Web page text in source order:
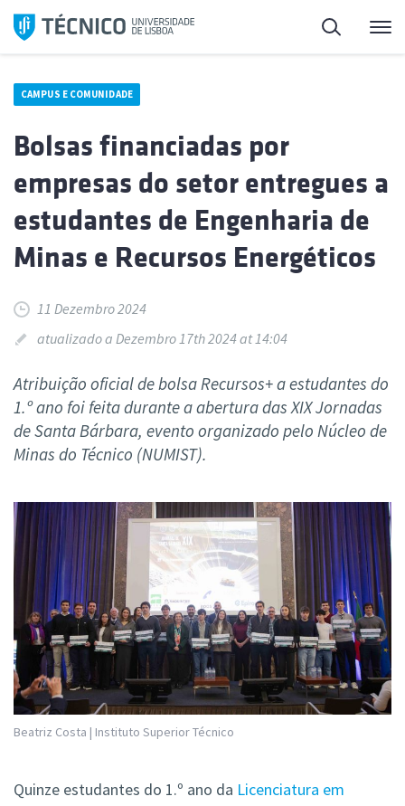
Saltar
para
Pesquisa
CAMPUS E COMUNIDADE
Bolsas financiadas por
empresas do setor entregues a
estudantes de Engenharia de
Minas e Recursos Energéticos
11 Dezembro 2024
atualizado a Dezembro 17th 2024 at 14:04
Atribuição oficial de bolsa Recursos+ a estudantes do
1.º ano foi feita durante a abertura das XIX Jornadas
de Santa Bárbara, evento organizado pelo Núcleo de
Minas do Técnico (NUMIST).
Beatriz Costa | Instituto Superior Técnico
Quinze estudantes do 1.º ano da Licenciatura em